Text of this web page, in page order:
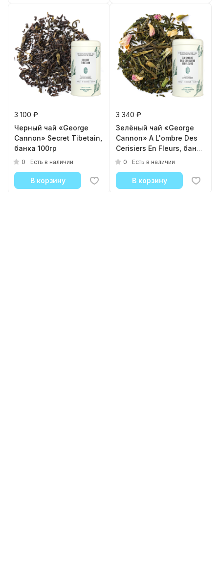
3 100 ₽
Черный чай «George
Cannon» Secret Tibetain,
банка 100гр
0 Есть в наличии
В корзину
3 340 ₽
Зелёный чай «George
Cannon» A L'ombre Des
Cerisiers En Fleurs, банка
100гр
0 Есть в наличии
В корзину